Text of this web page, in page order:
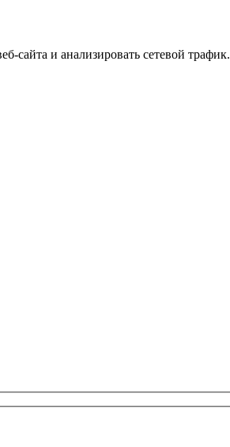
сайта и анализировать сетевой трафик.